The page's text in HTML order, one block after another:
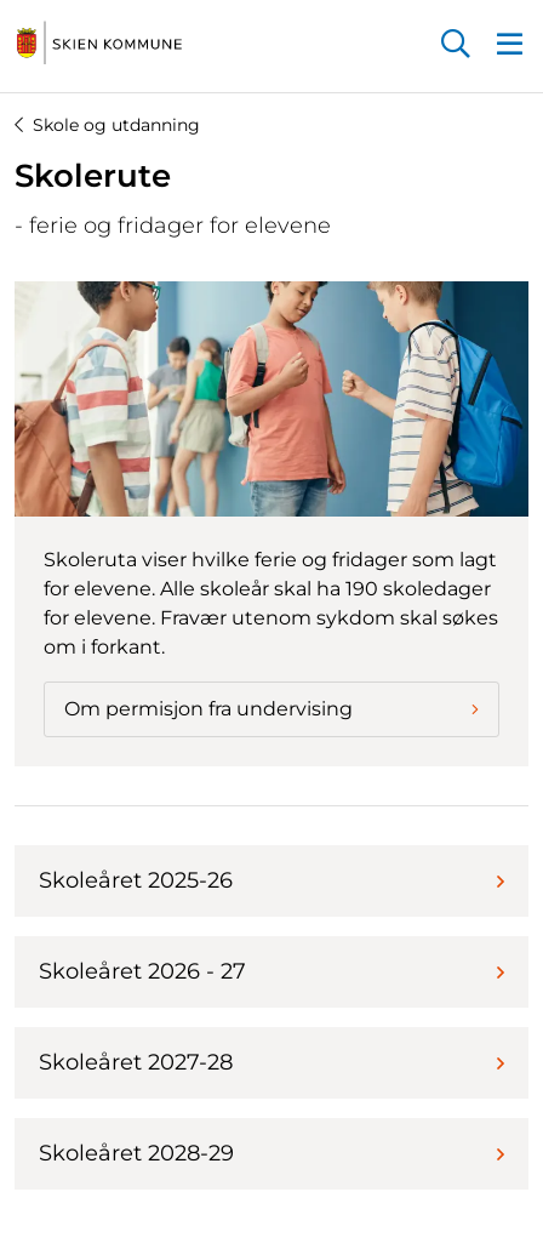
Skole og utdanning
Skolerute
- ferie og fridager for elevene
Skoleruta viser hvilke ferie og fridager som lagt
for elevene. Alle skoleår skal ha 190 skoledager
for elevene. Fravær utenom sykdom skal søkes
om i forkant.
Om permisjon fra undervising
Skoleåret 2025-26
Skoleåret 2026 - 27
Skoleåret 2027-28
Skoleåret 2028-29